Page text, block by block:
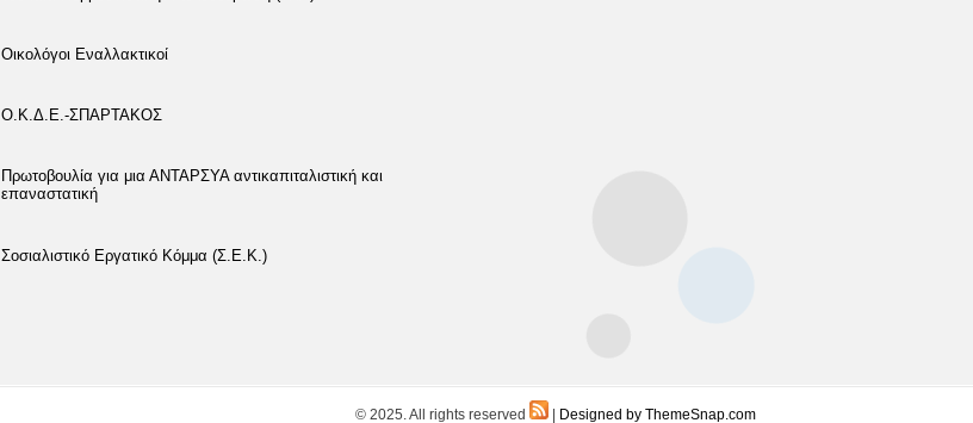
Οικολόγοι Εναλλακτικοί
Ο.Κ.Δ.Ε.-ΣΠΑΡΤΑΚΟΣ
Πρωτοβουλία για μια ΑΝΤΑΡΣΥΑ αντικαπιταλιστική και
επαναστατική
Σοσιαλιστικό Εργατικό Κόμμα (Σ.Ε.Κ.)
© 2025. All rights reserved | Designed by ThemeSnap.com